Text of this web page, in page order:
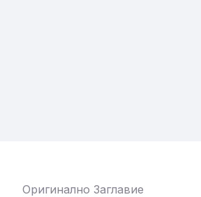
Оригинално Заглавие